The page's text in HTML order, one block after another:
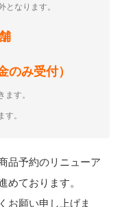
なります。
のみ受付）
す。
。
品予約のリニューア
めております。
お願い申し上げま